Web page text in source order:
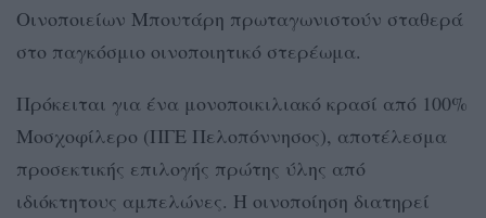
Οινοποιείων Μπουτάρη πρωταγωνιστούν σταθερά
στο παγκόσμιο οινοποιητικό στερέωμα.
Πρόκειται για ένα μονοποικιλιακό κρασί από 100%
Μοσχοφίλερο (ΠΓΕ Πελοπόννησος), αποτέλεσμα
προσεκτικής επιλογής πρώτης ύλης από
ιδιόκτητους αμπελώνες. Η οινοποίηση διατηρεί